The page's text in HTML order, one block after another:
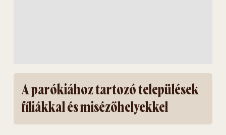
A parókiához tartozó települések
fíliákkal és misézőhelyekkel